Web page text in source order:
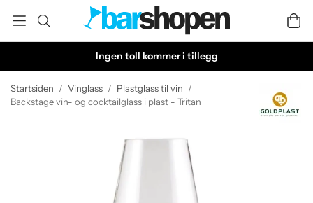
Ingen toll kommer i tillegg
Startsiden / Vinglass / Plastglass til vin /
Backstage vin- og cocktailglass i plast - Tritan